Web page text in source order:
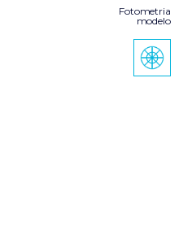
Fotometria
modelo